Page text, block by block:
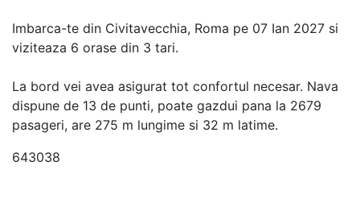
Imbarca-te din Civitavecchia, Roma pe 07 Ian 2027 si
viziteaza 6 orase din 3 tari.
La bord vei avea asigurat tot confortul necesar. Nava
dispune de 13 de punti, poate gazdui pana la 2679
pasageri, are 275 m lungime si 32 m latime.
643038